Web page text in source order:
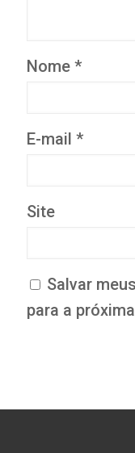
Nome *
E-mail *
Site
Salvar
para a